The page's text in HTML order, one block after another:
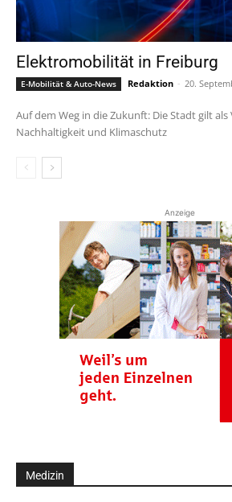
Elektromobilität in Freiburg
E-Mobilität & Auto-News Redaktion - 20.
Auf dem Weg in die Zukunft: Die Stadt gilt
Nachhaltigkeit und Klimaschutz
Anzeige
Medizin